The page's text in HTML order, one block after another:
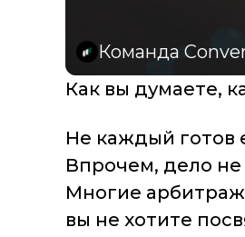
Команда
Как вы думаете,
Не каждый готов
Впрочем, дело не
Многие
вы не хотите